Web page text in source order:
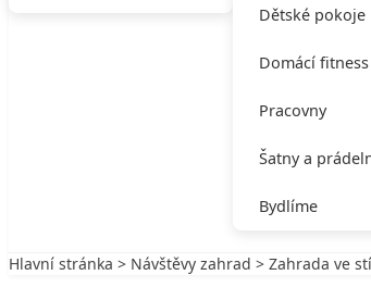
Dětské pokoje
Domácí fitness
Pracovny
Šatny a
Bydlíme
Hlavní stránka > Návštěvy zahrad > Zahrada ve